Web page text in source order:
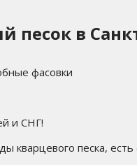
песок в
фасовки
и СНГ!
кварцевого песка,